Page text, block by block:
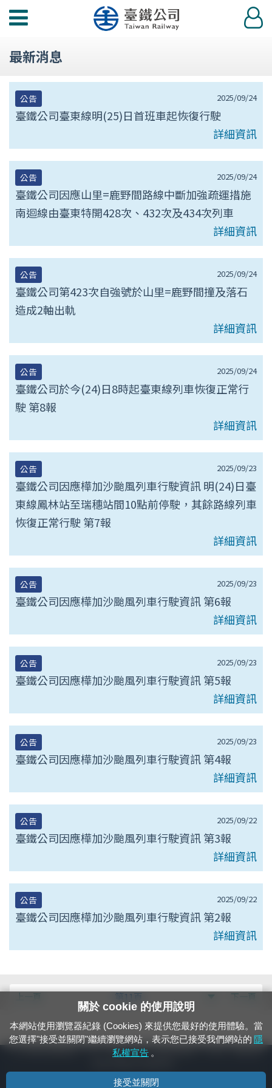
功
選
登
入
最新消息
2025/09/24
公告
臺鐵公司臺東線明(25)日首班車起恢復行駛
詳細資訊
2025/09/24
公告
臺鐵公司因應山里=鹿野間路線中斷加強疏運措施
南迴線由臺東特開428次、432次及434次列車
詳細資訊
2025/09/24
公告
臺鐵公司第423次自強號於山里=鹿野間撞及落石
造成2軸出軌
詳細資訊
2025/09/24
公告
臺鐵公司於今(24)日8時起臺東線列車恢復正常行
駛 第8報
詳細資訊
2025/09/23
公告
臺鐵公司因應樺加沙颱風列車行駛資訊 明(24)日臺
東線鳳林站至瑞穗站間10點前停駛，其餘路線列車
恢復正常行駛 第7報
詳細資訊
2025/09/23
公告
臺鐵公司因應樺加沙颱風列車行駛資訊 第6報
詳細資訊
2025/09/23
公告
臺鐵公司因應樺加沙颱風列車行駛資訊 第5報
詳細資訊
2025/09/23
公告
臺鐵公司因應樺加沙颱風列車行駛資訊 第4報
詳細資訊
2025/09/22
公告
臺鐵公司因應樺加沙颱風列車行駛資訊 第3報
詳細資訊
2025/09/22
公告
臺鐵公司因應樺加沙颱風列車行駛資訊 第2報
詳細資訊
上一頁
第
null
頁
第11頁 下一頁
24小時緊急通報電話：1933（市話、手機，僅限發現軌道、平交道、橋樑及隧
關於 cookie 的使用說明
本網站使用瀏覽器紀錄 (Cookies) 來提供您最好的使用體驗。當
您選擇"接受並關閉"繼續瀏覽網站，表示您已接受我們網站的 隱
私權宣告 。
接受並關閉